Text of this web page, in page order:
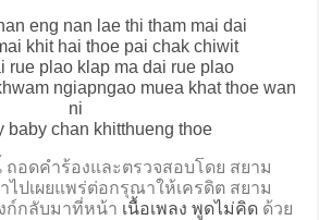
eng nan lae thi tham mai dai
khit hai thoe pai chak chiwit
rue plao klap ma dai rue plao
ngiapngao muea khat thoe wan
ni
baby chan khitthueng thoe
ถอดคำร้องและตรวจสอบโดย สยาม
ปเผยแพร่ต่อกรุณาให้เครดิต สยาม
ก์กลับมาที่หน้า เนื้อเพลง พูดไม่คิด ด้วย